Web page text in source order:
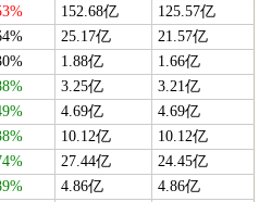
152.68亿
125.57亿
25.17亿
21.57亿
1.88亿
1.66亿
3.25亿
3.21亿
4.69亿
4.69亿
10.12亿
10.12亿
27.44亿
24.45亿
4.86亿
4.86亿